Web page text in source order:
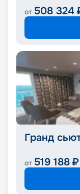
от 508 324
Гранд
от 519 188 ₽